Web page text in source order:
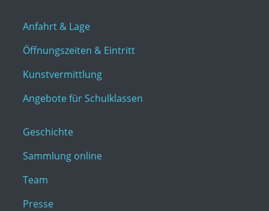
Anfahrt & Lage
Öffnungszeiten & Eintritt
Kunstvermittlung
Angebote für Schulklassen
Geschichte
Sammlung online
Team
Presse